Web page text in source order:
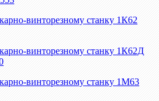
винторезному станку 1К62
винторезному станку 1К62Д
винторезному станку 1М63